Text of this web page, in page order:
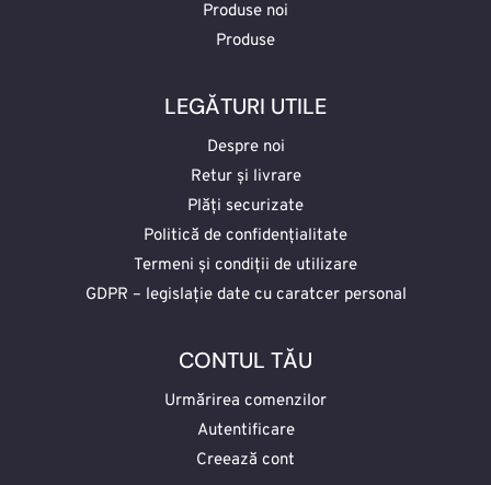
Produse noi
Produse
LEGĂTURI UTILE
Despre noi
Retur și livrare
Plăți securizate
Politică de confidențialitate
Termeni și condiții de utilizare
GDPR – legislație date cu caratcer personal
CONTUL TĂU
Urmărirea comenzilor
Autentificare
Creează cont